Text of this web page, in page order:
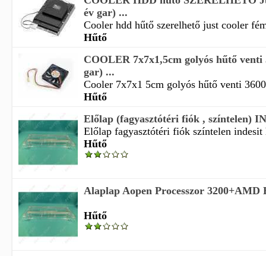
év gar) ...
Cooler hdd hűtő szerelhető just cooler
Hűtő
COOLER 7x7x1,5cm golyós hűtő venti
gar) ...
Cooler 7x7x1 5cm golyós hűtő venti
Hűtő
Előlap (fagyasztótéri fiók , színtelen)
Előlap fagyasztótéri fiók színtelen indesit
Hűtő
Alaplap Aopen Processzor
Hűtő